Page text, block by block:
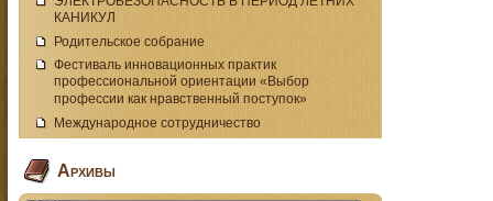
КАНИКУЛ
Родительское собрание
Фестиваль инновационных практик
профессиональной ориентации «Выбор
профессии как нравственный поступок»
Международное сотрудничество
Архивы